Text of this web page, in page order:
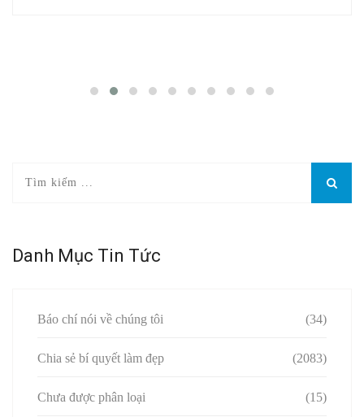
Danh Mục Tin Tức
Báo chí nói về chúng tôi (34)
Chia sẻ bí quyết làm đẹp (2083)
Chưa được phân loại (15)